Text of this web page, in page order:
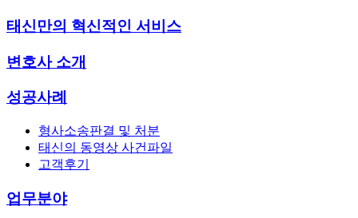
태신만의 혁신적인 서비스
변호사 소개
성공사례
형사소송판결 및 처분
태신의 동영상 사건파일
고객후기
업무분야